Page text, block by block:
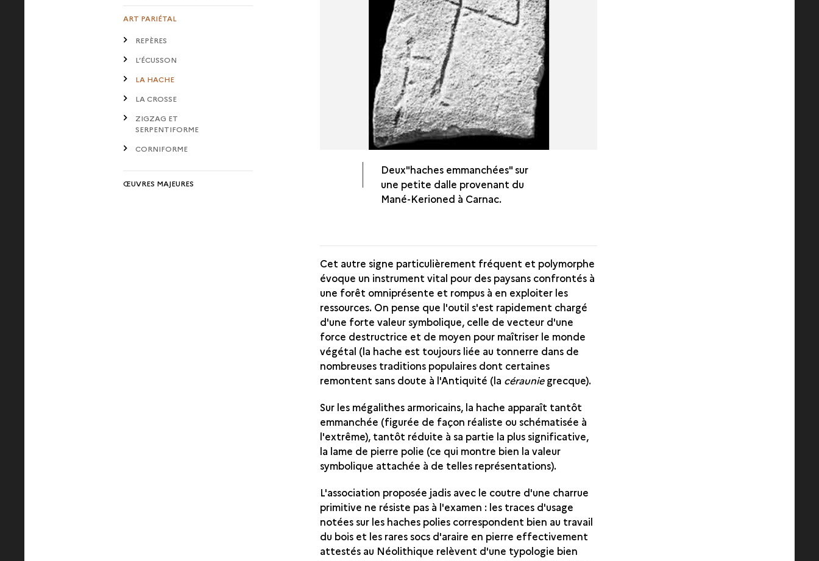
ART PARIÉTAL
REPÈRES
L’ÉCUSSON
LA HACHE
LA CROSSE
ZIGZAG ET
SERPENTIFORME
CORNIFORME
ŒUVRES MAJEURES
Deux"haches emmanchées" sur
une petite dalle provenant du
Mané-Kerioned à Carnac.
Cet autre signe particulièrement fréquent et polymorphe
évoque un instrument vital pour des paysans confrontés à
une forêt omniprésente et rompus à en exploiter les
ressources. On pense que l'outil s'est rapidement chargé
d'une forte valeur symbolique, celle de vecteur d'une
force destructrice et de moyen pour maîtriser le monde
végétal (la hache est toujours liée au tonnerre dans de
nombreuses traditions populaires dont certaines
remontent sans doute à l'Antiquité (la cérauniegrecque).
Sur les mégalithes armoricains, la hache apparaît tantôt
emmanchée (figurée de façon réaliste ou schématisée à
l'extrême), tantôt réduite à sa partie la plus significative,
la lame de pierre polie (ce qui montre bien la valeur
symbolique attachée à de telles représentations).
L'association proposée jadis avec le coutre d'une charrue
primitive ne résiste pas à l'examen : les traces d'usage
notées sur les haches polies correspondent bien au travail
du bois et les rares socs d'araire en pierre effectivement
attestés au Néolithique relèvent d'une typologie bien